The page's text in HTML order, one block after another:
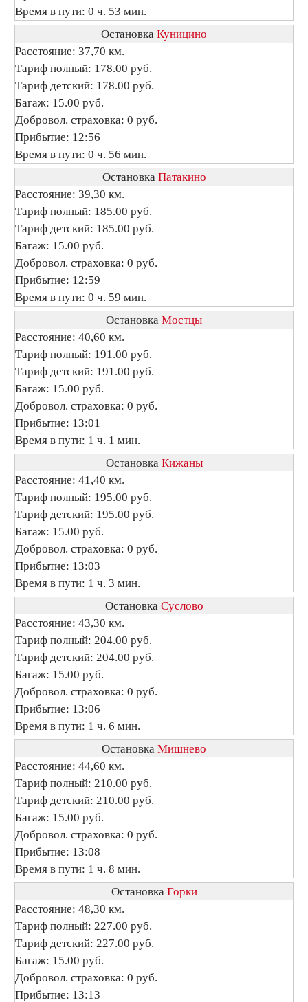
Время в пути: 0 ч. 53 мин.
Остановка Куницино
Расстояние: 37,70 км.
Тариф полный: 178.00 руб.
Тариф детский: 178.00 руб.
Багаж: 15.00 руб.
Добровол. страховка: 0 руб.
Прибытие: 12:56
Время в пути: 0 ч. 56 мин.
Остановка Патакино
Расстояние: 39,30 км.
Тариф полный: 185.00 руб.
Тариф детский: 185.00 руб.
Багаж: 15.00 руб.
Добровол. страховка: 0 руб.
Прибытие: 12:59
Время в пути: 0 ч. 59 мин.
Остановка Мостцы
Расстояние: 40,60 км.
Тариф полный: 191.00 руб.
Тариф детский: 191.00 руб.
Багаж: 15.00 руб.
Добровол. страховка: 0 руб.
Прибытие: 13:01
Время в пути: 1 ч. 1 мин.
Остановка Кижаны
Расстояние: 41,40 км.
Тариф полный: 195.00 руб.
Тариф детский: 195.00 руб.
Багаж: 15.00 руб.
Добровол. страховка: 0 руб.
Прибытие: 13:03
Время в пути: 1 ч. 3 мин.
Остановка Суслово
Расстояние: 43,30 км.
Тариф полный: 204.00 руб.
Тариф детский: 204.00 руб.
Багаж: 15.00 руб.
Добровол. страховка: 0 руб.
Прибытие: 13:06
Время в пути: 1 ч. 6 мин.
Остановка Мишнево
Расстояние: 44,60 км.
Тариф полный: 210.00 руб.
Тариф детский: 210.00 руб.
Багаж: 15.00 руб.
Добровол. страховка: 0 руб.
Прибытие: 13:08
Время в пути: 1 ч. 8 мин.
Остановка Горки
Расстояние: 48,30 км.
Тариф полный: 227.00 руб.
Тариф детский: 227.00 руб.
Багаж: 15.00 руб.
Добровол. страховка: 0 руб.
Прибытие: 13:13